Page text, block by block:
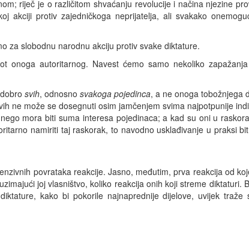
riječ je o različitom shvaćanju revolucije i načina njezine
akciji protiv zajedničkoga neprijatelja, ali svakako
za slobodnu narodnu akciju protiv svake diktature.
onoga autoritarnog. Navest ćemo samo nekoliko
svih, odnosno svakoga pojedinca, a ne onoga tobožnjega
ne može se dosegnuti osim jamčenjem svima najpotpunije
mora biti suma interesa pojedinaca; a kad su oni u
namiriti taj raskorak, to navodno usklađivanje u praksi
povrataka reakcije. Jasno, međutim, prva reakcija od
joj vlasništvo, koliko reakcija onih koji streme diktaturi.
kako bi pokorile najnaprednije dijelove, uvijek traže